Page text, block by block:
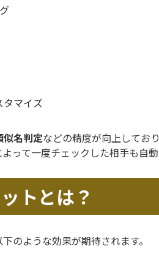
タマイズ
似名判定などの精度が向上してお
って一度チェックした相手も自
トとは？
のような効果が期待されます。